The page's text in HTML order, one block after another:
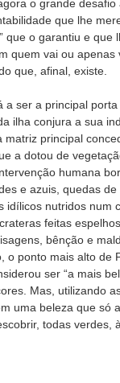
o grande desafio
que lhe
que o garantiu e que
quem vai ou
que, afinal, existe.
a ser a principal
ilha conjura a sua
matriz principal
a dotou de
humana
e azuis, quedas de
idílicos nutridos num
feitas
bênção e
o ponto mais alto de
ser “a mais
Mas, utilizando
uma beleza que só
todas verdes,